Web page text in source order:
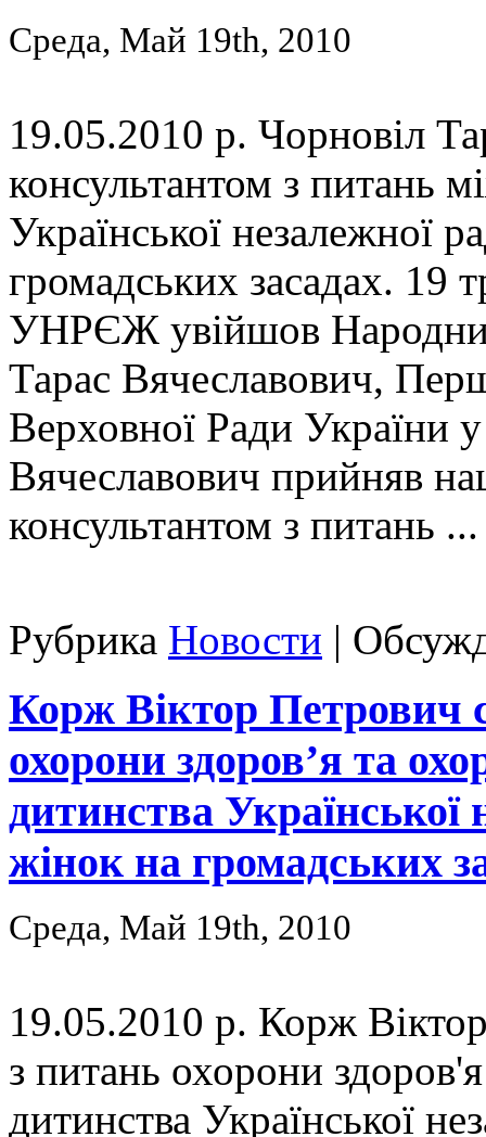
Среда, Май 19th, 2010
19.05.2010 р. Чорновіл
консультантом з питань
Української незалежної
громадських засадах. 19
УНРЄЖ увійшов
Тарас Вячеславович,
Верховної Ради України
Вячеславович прийняв
консультантом з питань ...
Рубрика Новости |
Корж Віктор Петрович
охорони здоров’я та
дитинства Української
жінок на громадських
Среда, Май 19th, 2010
19.05.2010 р. Корж
з питань охорони
дитинства Української